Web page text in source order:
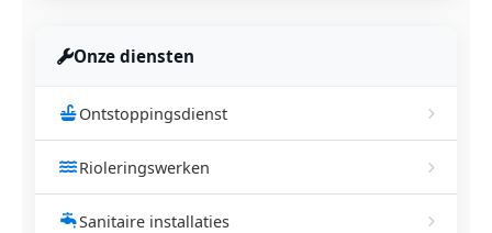
Onze diensten
Ontstoppingsdienst
Rioleringswerken
Sanitaire installaties